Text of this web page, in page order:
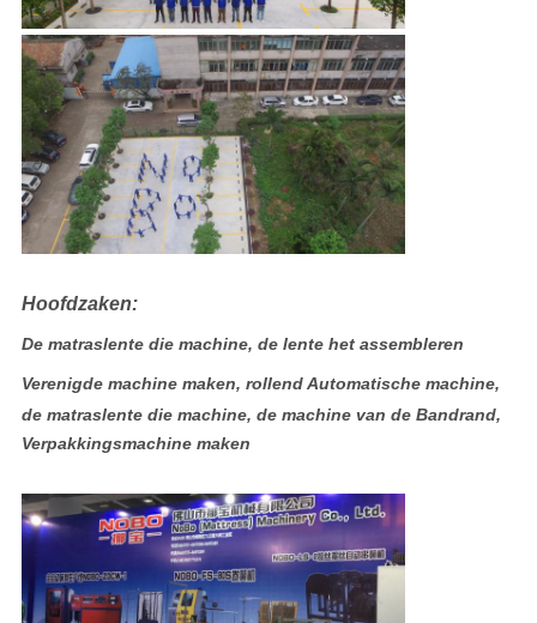
Hoofdzaken:
De matraslente die machine, de lente het assembleren
Verenigde machine maken, rollend Automatische machine,
de matraslente die machine, de machine van de Bandrand,
Verpakkingsmachine maken